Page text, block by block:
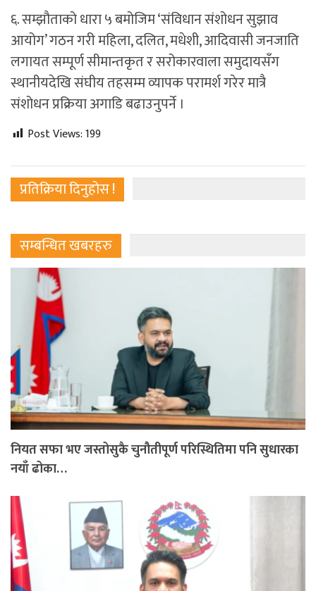
६. सम्झौताको धारा ५ बमोजिम ‘संविधान संशोधन सुझाव
आयोग’ गठन गरी महिला, दलित, मधेशी, आदिवासी जनजाति
लगायत सम्पूर्ण सीमान्तकृत र सरोकारवाला समुदायसँग
स्थानीयदेखि संघीय तहसम्म व्यापक परामर्श गरेर मात्रै
संशोधन प्रक्रिया अगाडि बढाउनुपर्ने ।
Post Views:199
प्रतिक्रिया दिनुहोस !
सम्बन्धित खबरहरु
नियत सफा भए जस्तोसुकै चुनौतीपूर्ण परिस्थितिमा पनि सुधारका
नयाँ ढोका…